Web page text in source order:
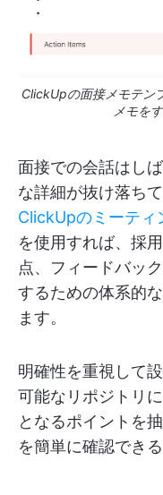
ClickUpの面接メモテン
メモを
面接での会話はし
な詳細が抜け落ち
ClickUpのミーティ
を使用すれば、採
点、フィードバッ
するための体系的
ます。
明確性を重視して
可能なリポジトリ
となるポイントを
を簡単に確認でき